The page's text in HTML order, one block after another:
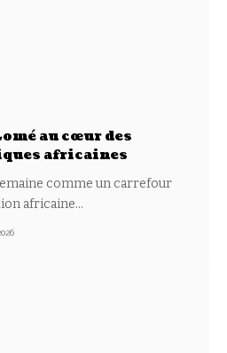
au cœur des
africaines
comme un carrefour
africaine…